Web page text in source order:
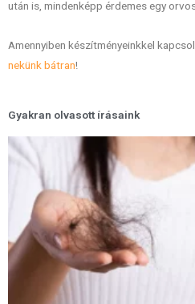
után is, mindenképp érdemes egy
Amennyiben készítményeinkkel
nekünk bátran!
Gyakran olvasott írásaink